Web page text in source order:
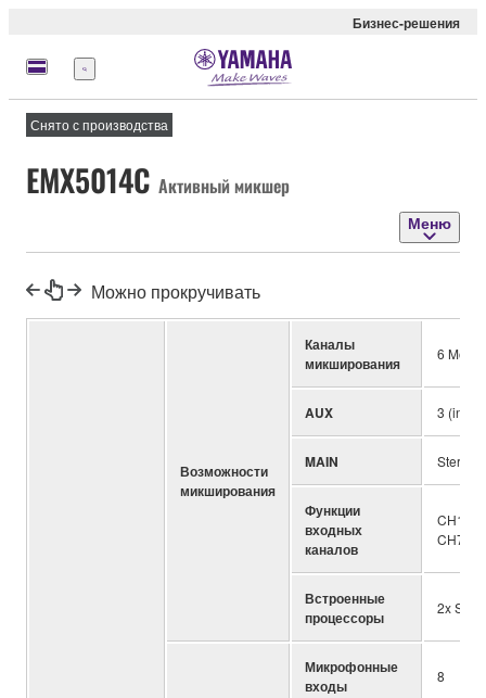
Бизнес-решения
Меню
Снято с производства
EMX5014C Активный микшер
Меню
Можно прокручивать
Возможности
микширования
Каналы
микширования
6 Mono
AUX 3 (incl.
MAIN Stereo
Функции
входных
каналов
CH1-6:
CH7-
Встроенные
процессоры
2x
Микрофонные
входы
8